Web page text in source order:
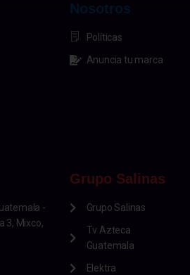
Nosotros
Políticas
Anuncia tu marca
-
3, Mixco,
Grupo Salinas
Grupo Salinas
Tv Azteca
Guatemala
Elektra